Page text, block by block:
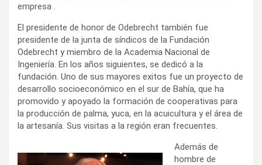
empresa .
El presidente de honor de Odebrecht también fue
presidente de la junta de síndicos de la Fundación
Odebrecht y miembro de la Academia Nacional de
Ingeniería. En los años siguientes, se dedicó a la
fundación. Uno de sus mayores exitos fue un proyecto de
desarrollo socioeconómico en el sur de Bahía, que ha
promovido y apoyado la formación de cooperativas para
la producción de palma, yuca, en la acuicultura y el área de
la artesanía. Sus visitas a la región eran frecuentes.
Además de
hombre de